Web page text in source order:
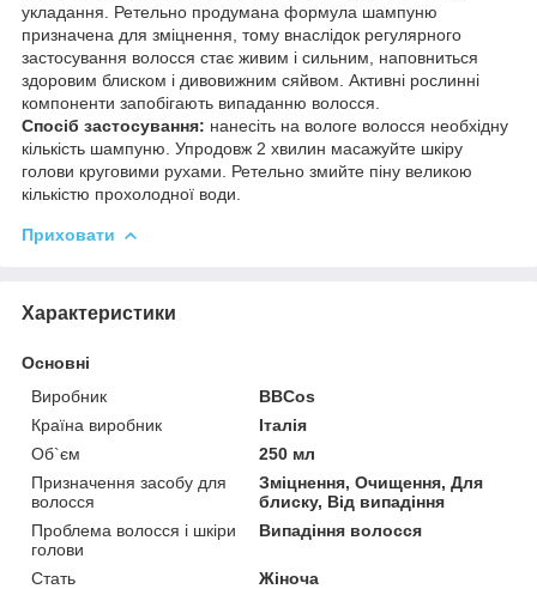
укладання. Ретельно продумана формула шампуню
призначена для зміцнення, тому внаслідок регулярного
застосування волосся стає живим і сильним, наповниться
здоровим блиском і дивовижним сяйвом. Активні рослинні
компоненти запобігають випаданню волосся.
Спосіб застосування: нанесіть на вологе волосся необхідну
кількість шампуню. Упродовж 2 хвилин масажуйте шкіру
голови круговими рухами. Ретельно змийте піну великою
кількістю прохолодної води.
Приховати
Характеристики
Основні
Виробник
BBCos
Країна виробник
Італія
Об`єм
250 мл
Призначення засобу для
волосся
Зміцнення, Очищення, Для
блиску, Від випадіння
Проблема волосся і шкіри
голови
Випадіння волосся
Стать
Жіноча